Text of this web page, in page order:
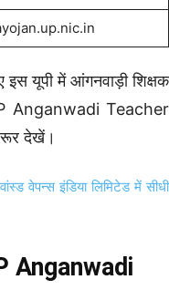
यूपी में आंगनवाड़ी शिक्षक
Anganwadi Teacher
देखें।
वेपन्स इंडिया लिमिटेड में सीधी
Anganwadi